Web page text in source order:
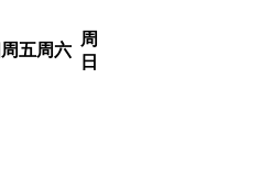
周五周六
周
日